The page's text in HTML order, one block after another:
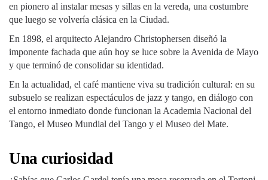
en pionero al instalar mesas y sillas en la vereda, una costumbre
que luego se volvería clásica en la Ciudad.
En 1898, el arquitecto Alejandro Christophersen diseñó la
imponente fachada que aún hoy se luce sobre la Avenida de Mayo
y que terminó de consolidar su identidad.
En la actualidad, el café mantiene viva su tradición cultural: en su
subsuelo se realizan espectáculos de jazz y tango, en diálogo con
el entorno inmediato donde funcionan la Academia Nacional del
Tango, el Museo Mundial del Tango y el Museo del Mate.
Una curiosidad